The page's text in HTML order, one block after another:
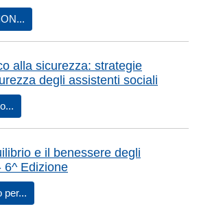
alla sicurezza: strategie
degli assistenti sociali
e il benessere degli
6^ Edizione
per...